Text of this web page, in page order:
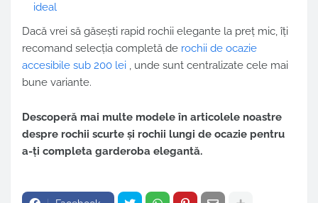
ideal
Dacă vrei să găsești rapid rochii elegante la preț mic, îți
recomand selecția completă de rochii de ocazie
accesibile sub 200 lei , unde sunt centralizate cele mai
bune variante.
Descoperă mai multe modele în articolele noastre
despre rochii scurte și rochii lungi de ocazie pentru
a-ți completa garderoba elegantă.